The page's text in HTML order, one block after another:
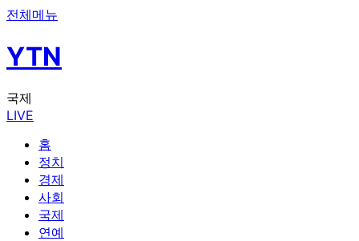
전체메뉴
YTN
국제
LIVE
홈
정치
경제
사회
국제
연예